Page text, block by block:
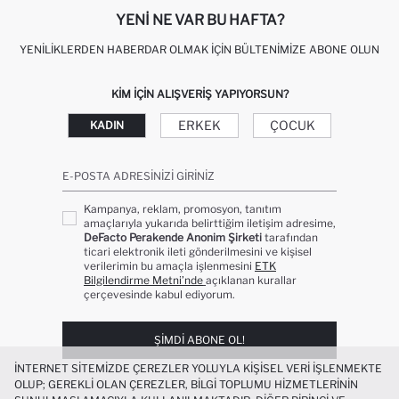
YENI NE VAR BU HAFTA?
YENILIKLERDEN HABERDAR OLMAK İÇIN BÜLTENIMIZE ABONE OLUN
KIM IÇIN ALIŞVERIŞ YAPIYORSUN?
KADIN ERKEK ÇOCUK
E-POSTA ADRESINIZI GIRINIZ
Kampanya, reklam, promosyon, tanıtım
amaçlarıyla yukarıda belirttiğim iletişim adresime,
DeFacto Perakende Anonim Şirketi tarafından
ticari elektronik ileti gönderilmesini ve kişisel
verilerimin bu amaçla işlenmesini ETK
Bilgilendirme Metni’nde açıklanan kurallar
çerçevesinde kabul ediyorum.
ŞIMDI ABONE OL!
İNTERNET SITEMIZDE ÇEREZLER YOLUYLA KIŞISEL VERI IŞLENMEKTE
OLUP; GEREKLI OLAN ÇEREZLER, BILGI TOPLUMU HIZMETLERININ